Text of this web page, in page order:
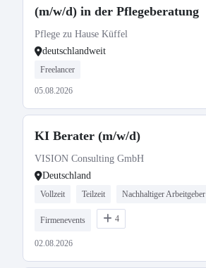
(m/w/d) in der Pflegeberatung
Pflege zu Hause Küffel
deutschlandweit
Freelancer
05.08.2026
KI Berater (m/w/d)
VISION Consulting GmbH
Deutschland
Vollzeit Teilzeit Nachhaltiger Arbeitgeber
Firmenevents 4
02.08.2026